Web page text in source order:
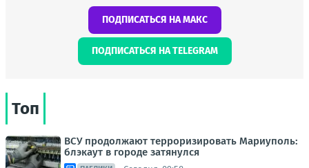
ПОДПИСАТЬСЯ НА МАКС
ПОДПИСАТЬСЯ НА TELEGRAM
Топ
ВСУ продолжают терроризировать Мариуполь:
блэкаут в городе затянулся